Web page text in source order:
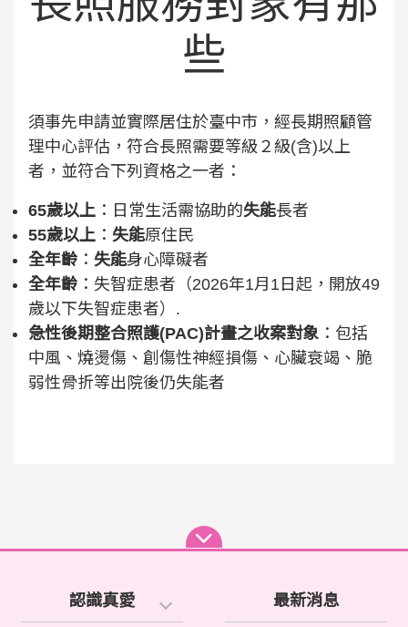
些
須事先申請並實際居住於臺中市，經長期照顧管
理中心評估，符合長照需要等級２級(含)以上
者，並符合下列資格之一者：
65歲以上 ：日常生活需協助的失能長者
55歲以上 ： 失能原住民
全年齡 ： 失能身心障礙者
全年齡 ：失智症患者（2026年1月1日起，開放49
歲以下失智症患者）.
急性後期整合照護(PAC)計畫之收案對象 ：包括
中風、燒燙傷、創傷性神經損傷、心臟衰竭、脆
弱性骨折等出院後仍失能者
認識真愛 最新消息